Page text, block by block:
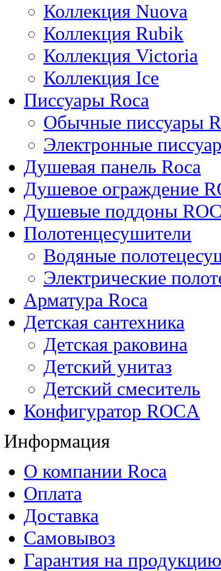
Коллекция Nuova
Коллекция Rubik
Коллекция Victoria
Коллекция Ice
Писсуары Roca
Обычные писсуары
Электронные
Душевая панель Roca
Душевое ограждение
Душевые поддоны
Полотенцесушители
Водяные
Электрические
Арматура Roca
Детская сантехника
Детская раковина
Детский унитаз
Детский смеситель
Конфигуратор ROCA
Информация
О компании Roca
Оплата
Доставка
Самовывоз
Гарантия на продукцию